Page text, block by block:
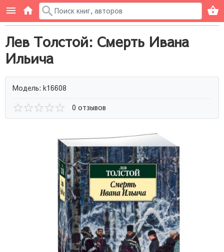
Лев Толстой: Смерть Ивана
Ильича
Модель: k16608
0 отзывов